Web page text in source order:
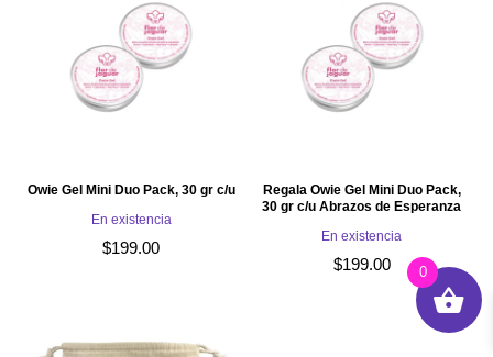
Owie Gel Mini Duo Pack, 30 gr c/u
En existencia
$199.00
Regala Owie Gel Mini Duo Pack,
30 gr c/u Abrazos de Esperanza
En existencia
$199.00 0